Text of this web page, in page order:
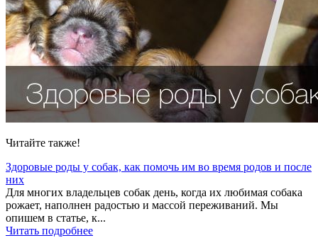
Читайте также!
Здоровые роды у собак, как помочь им во время родов и после
них
Для многих владельцев собак день, когда их любимая собака
рожает, наполнен радостью и массой переживаний. Мы
опишем в статье, к...
Читать подробнее